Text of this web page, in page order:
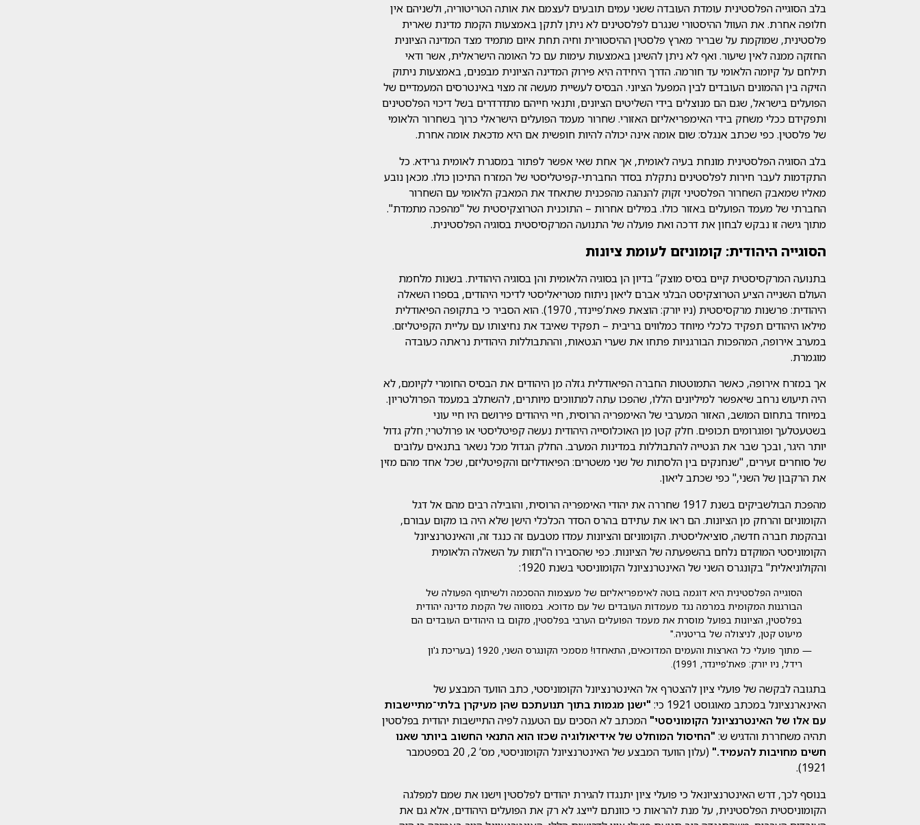
בלב הסוגייה הפלסטינית עומדת העובדה ששני עמים תובעים לעצמם את אותה הטריטוריה, ולשניהם אין
חלופה אחרת. את העוול ההיסטורי שנגרם לפלסטינים לא ניתן לתקן באמצעות הקמת מדינת שארית
פלסטינית, שמוקמת על שבריר מארץ פלסטין ההיסטורית וחיה תחת איום מתמיד מצד המדינה הציונית
החזקה ממנה לאין שיעור. ואף לא ניתן להשיגן באמצעות עימות עם כל האומה הישראלית, אשר ודאי
תילחם על קיומה הלאומי עד חורמה. הדרך היחידה היא פירוק המדינה הציונית מבפנים, באמצעות ניתוק
הזיקה בין ההמונים העובדים לבין המפעל הציוני. הבסיס לעשיית מעשה זה מצוי באינטרסים המעמדיים של
הפועלים בישראל, שגם הם מנוצלים בידי השליטים הציונים, ותנאי חייהם מתדרדרים בשל דיכוי הפלסטינים
ותפקידם ככלי משחק בידי האימפריאליזם האזורי. שחרור מעמד הפועלים הישראלי כרוך בשחרור הלאומי
של פלסטין. כפי שכתב אנגלס: שום אומה אינה יכולה להיות חופשית אם היא מדכאת אומה אחרת.
בלב הסוגיה הפלסטינית מונחת בעיה לאומית, אך אחת שאי אפשר לפתור במסגרת לאומית גרידא. כל
התקדמות לעבר חירות לפלסטינים נתקלת בסדר החברתי-קפיטליסטי של המזרח התיכון כולו. מכאן נובע
מאליו שמאבק השחרור הפלסטיני זקוק להנהגה מהפכנית שתאחד את המאבק הלאומי עם השחרור
החברתי של מעמד הפועלים באזור כולו. במילים אחרות – התוכנית הטרוצקיסטית של "מהפכה מתמדת".
מתוך גישה זו נבקש לבחון את דרכה ואת פועלה של התנועה המרקסיסטית בסוגיה הפלסטינית.
הסוגייה היהודית: קומוניזם לעומת ציונות
בתנועה המרקסיסטית קיים בסיס מוצק’’ בדיון הן בסוגיה הלאומית והן בסוגיה היהודית. בשנות מלחמת
העולם השנייה הציע הטרוצקיסט הבלגי אברם ליאון ניתוח מטריאליסטי לדיכוי היהודים, בספרו השאלה
היהודית: פרשנות מרקסיסטית (ניו יורק: הוצאת פאת’פיינדר, 1970). הוא הסביר כי בתקופה הפיאודלית
מילאו היהודים תפקיד כלכלי מיוחד כמלווים בריבית – תפקיד שאיבד את נחיצותו עם עליית הקפיטליזם.
במערב אירופה, המהפכות הבורגניות פתחו את שערי הגטאות, וההתבוללות היהודית נראתה כעובדה
מוגמרת.
אך במזרח אירופה, כאשר התמוטטות החברה הפיאודלית גזלה מן היהודים את הבסיס החומרי לקיומם, לא
היה תיעוש נרחב שיאפשר למיליונים הללו, שהפכו עתה למתווכים מיותרים, להשתלב במעמד הפרולטריון.
במיוחד בתחום המושב, האזור המערבי של האימפריה הרוסית, חיי היהודים פירושם היו חיי עוני
בשטעטלעך ופוגרומים תכופים. חלק קטן מן האוכלוסייה היהודית נעשה קפיטליסטי או פרולטרי; חלק גדול
יותר היגר, ובכך שבר את הנטייה להתבוללות במדינות המערב. החלק הגדול מכל נשאר בתנאים עלובים
של סוחרים זעירים, "שנחנקים בין הלסתות של שני משטרים: הפיאודליזם והקפיטליזם, שכל אחד מהם מזין
את הרקבון של השני," כפי שכתב ליאון.
מהפכת הבולשביקים בשנת 1917 שחררה את יהודי האימפריה הרוסית, והובילה רבים מהם אל דגל
הקומוניזם והרחק מן הציונות. הם ראו את עתידם בהרס הסדר הכלכלי הישן שלא היה בו מקום עבורם,
ובהקמת חברה חדשה, סוציאליסטית. הקומוניזם והציונות עמדו מטבעם זה כנגד זה, והאינטרנציונל
הקומוניסטי המוקדם נלחם בהשפעתה של הציונות. כפי שהסבירו ה"תזות על השאלה הלאומית
והקולוניאלית" בקונגרס השני של האינטרנציונל הקומוניסטי בשנת 1920:
הסוגייה הפלסטינית היא דוגמה בוטה לאימפריאליזם של מעצמות ההסכמה ולשיתוף הפעולה של
הבורגנות המקומית במרמה נגד מעמדות העובדים של עם מדוכא. במסווה של הקמת מדינה יהודית
בפלסטין, הציונות בפועל מוסרת את מעמד הפועלים הערבי בפלסטין, מקום בו היהודים העובדים הם
מיעוט קטן, לניצולה של בריטניה."
— מתוך פועלי כל הארצות והעמים המדוכאים, התאחדו! מסמכי הקונגרס השני, 1920 (בעריכת ג'ון
רידל, ניו יורק: פאת'פיינדר, 1991).
בתגובה לבקשה של פועלי ציון להצטרף אל האינטרנציונל הקומוניסטי, כתב הוועד המבצע של
האינארנציונל במכתב מאוגוסט 1921 כי:
"ישנן מגמות בתוך תנועתכם שהן מעיקרן בלתי־מתיישבות
עם אלו של האינטרנציונל הקומוניסטי" המכתב לא הסכים עם הטענה לפיה התיישבות יהודית בפלסטין
תהיה משחררת והדגיש ש: "החיסול המוחלט של אידיאולוגיה שכזו הוא התנאי החשוב ביותר שאנו
חשים מחויבות להעמיד."
(עלון הוועד המבצע של האינטרנציונל הקומוניסטי, מס’ 2, 20 בספטמבר
1921).
בנוסף לכך, דרש האינטרנציונאל כי פועלי ציון יתנגדו להגירת יהודים לפלסטין וישנו את שמם למפלגה
הקומוניסטית הפלסטינית, על מנת להראות כי כוונתם לייצג לא רק את הפועלים היהודים, אלא גם את